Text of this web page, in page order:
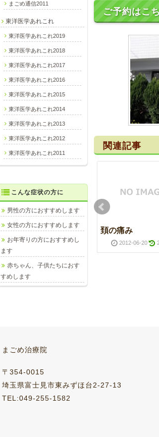
ご予約はこ
関連記事
うれしい知らせ
2012-09-11 2016-03-28
頚の痛み
2012-06-20
まごめ通信2011
東洋医学あれこれ
東洋医学あれこれ2019
東洋医学あれこれ2018
東洋医学あれこれ2017
東洋医学あれこれ2016
東洋医学あれこれ2015
東洋医学あれこれ2014
東洋医学あれこれ2013
東洋医学あれこれ2012
東洋医学あれこれ2011
こんな症状の方に
男性の方におすすめします
女性の方におすすめします
お年寄りの方におすすめし
ます
赤ちゃん、子供たちにおす
すめします
まごめ治療院
〒354-0015
埼玉県富士見市東みずほ台2-27-13
TEL:049-255-1582